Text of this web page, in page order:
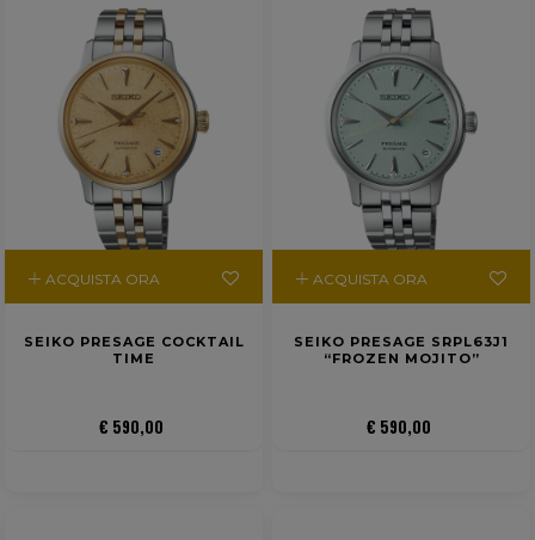
ACQUISTA ORA
SEIKO PRESAGE COCKTAIL
TIME
€ 590,00
ACQUISTA ORA
SEIKO PRESAGE SRPL63J1
“FROZEN MOJITO”
€ 590,00